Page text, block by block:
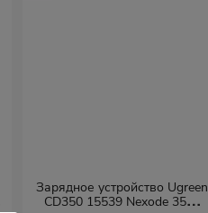
Зарядное устройство Ugreen
CD350 15539 Nexode 35W